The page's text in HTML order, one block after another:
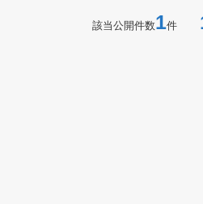
該当公開件数1件